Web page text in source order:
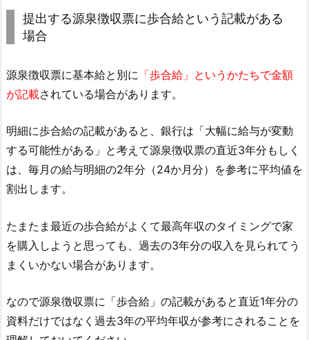
提出する源泉徴収票に歩合給という記載がある
場合
源泉徴収票に基本給と別に 「歩合給」というかたちで金額
が記載されている場合があります。
明細に歩合給の記載があると、銀行は「大幅に給与が変動
する可能性がある」と考えて源泉徴収票の直近3年分もしく
は、毎月の給与明細の2年分（24か月分）を参考に平均値を
割出します。
たまたま最近の歩合給がよくて最高年収のタイミングで家
を購入しようと思っても、過去の3年分の収入を見られてう
まくいかない場合があります。
なので源泉徴収票に「歩合給」の記載があると直近1年分の
資料だけではなく過去3年の平均年収が参考にされることを